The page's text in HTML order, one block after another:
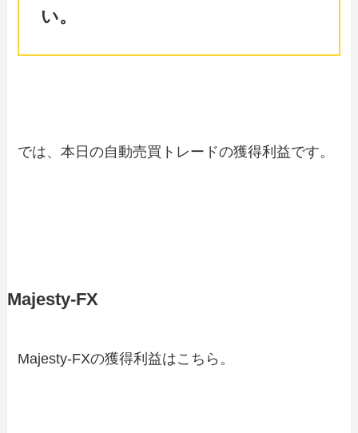
い。
では、本日の自動売買トレードの獲得利益です。
Majesty-FX
Majesty-FXの獲得利益はこちら。